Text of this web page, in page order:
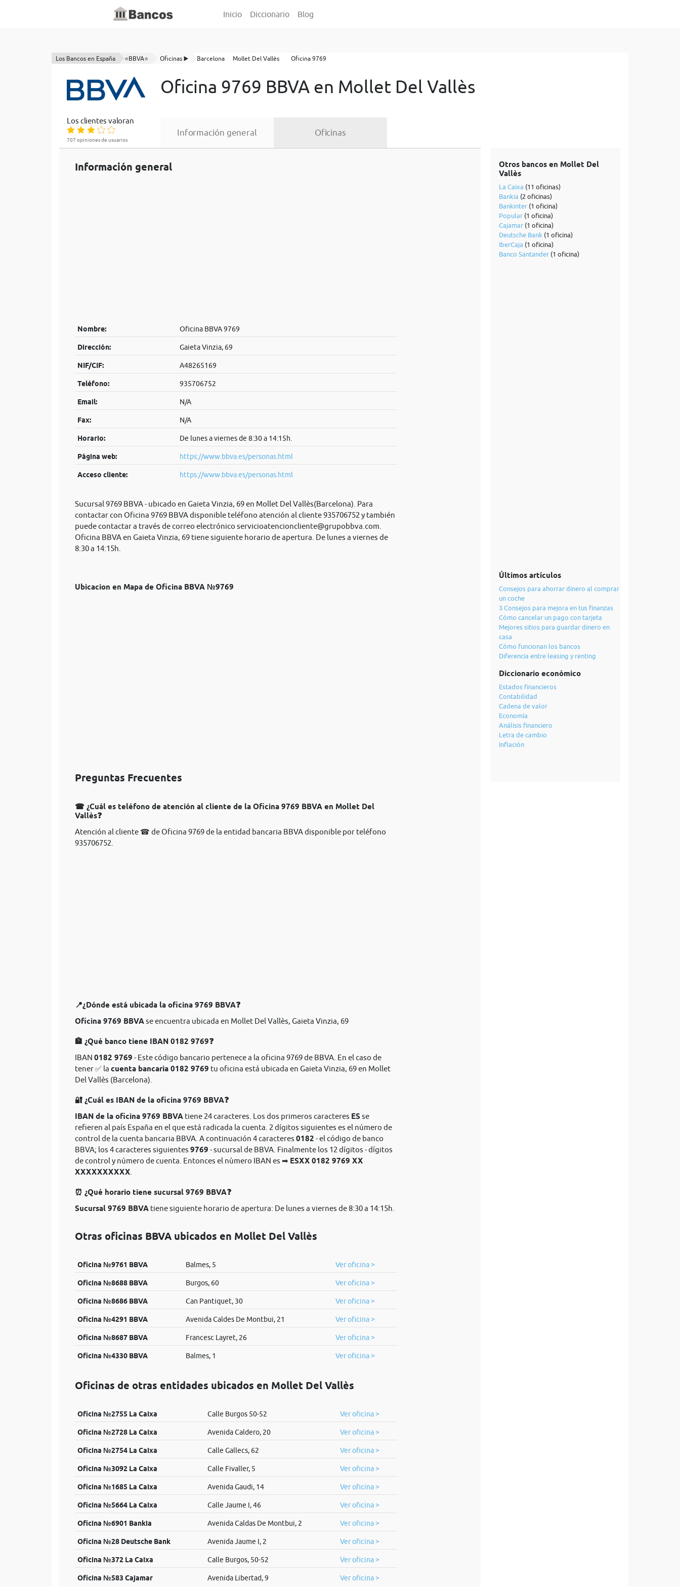
Inicio Diccionario Blog
Los Bancos en España ⭐BBVA⭐ Oficinas ▶️ Barcelona Mollet Del Vallès Oficina 9769
Oficina 9769 BBVA en Mollet Del Vallès
Los clientes valoran
707 opiniones de usuarios
Información general Oficinas
Información general
Nombre: Oficina BBVA 9769
Dirección: Gaieta Vinzia, 69
NIF/CIF: A48265169
Teléfono: 935706752
Email: N/A
Fax: N/A
Horario: De lunes a viernes de 8:30 a 14:15h.
Página web: https://www.bbva.es/personas.html
Acceso cliente: https://www.bbva.es/personas.html
Sucursal 9769 BBVA - ubicado en Gaieta Vinzia, 69 en Mollet Del Vallès(Barcelona). Para
contactar con Oficina 9769 BBVA disponible teléfono atención al cliente 935706752 y también
puede contactar a través de correo electrónico servicioatencioncliente@grupobbva.com
Oficina BBVA en Gaieta Vinzia, 69 tiene siguiente horario de apertura. De lunes a viernes de
8:30 a 14:15h.
Ubicacion en Mapa de Oficina BBVA №9769
Preguntas Frecuentes
☎ ¿Cuál es teléfono de atención al cliente de la Oficina 9769 BBVA en Mollet Del
Vallès❓
Atención al cliente ☎ de Oficina 9769 de la entidad bancaria BBVA disponible por teléfono
935706752.
📍¿Dónde está ubicada la oficina 9769 BBVA❓
Oficina 9769 BBVAse encuentra ubicada en Mollet Del Vallès, Gaieta Vinzia, 69
🏦 ¿Qué banco tiene IBAN 0182 9769❓
IBAN 0182 9769 - Este código bancario pertenece a la oficina 9769 de BBVA. En el caso de
tener ✅ la cuenta bancaria 0182 9769 tu oficina está ubicada en Gaieta Vinzia, 69 en Mollet
Del Vallès (Barcelona).
🔐 ¿Cuál es IBAN de la oficina 9769 BBVA❓
IBAN de la oficina 9769 BBVA tiene 24 caracteres. Los dos primeros caracteres ES se
refieren al país España en el que está radicada la cuenta. 2 dígitos siguientes es el número de
control de la cuenta bancaria BBVA. A continuación 4 caracteres 0182 - el código de banco
BBVA; los 4 caracteres siguientes 9769 - sucursal de BBVA. Finalmente los 12 dígitos - dígitos
de control y número de cuenta. Entonces el nùmero IBAN es ➡ ESXX 0182 9769 XX
XXXXXXXXXX
⏰ ¿Qué horario tiene sucursal 9769 BBVA❓
Sucursal 9769 BBVA tiene siguiente horario de apertura: De lunes a viernes de 8:30 a 14:15h.
Otras oficinas BBVA ubicados en Mollet Del Vallès
Oficina №9761 BBVA Balmes, 5 Ver oficina >
Oficina №8688 BBVA Burgos, 60 Ver oficina >
Oficina №8686 BBVA Can Pantiquet, 30 Ver oficina >
Oficina №4291 BBVA Avenida Caldes De Montbui, 21 Ver oficina >
Oficina №8687 BBVA Francesc Layret, 26 Ver oficina >
Oficina №4330 BBVA Balmes, 1 Ver oficina >
Oficinas de otras entidades ubicados en Mollet Del Vallès
Oficina №2755 La Caixa Calle Burgos 50-52 Ver oficina >
Oficina №2728 La Caixa Avenida Caldero, 20 Ver oficina >
Oficina №2754 La Caixa Calle Gallecs, 62 Ver oficina >
Oficina №3092 La Caixa Calle Fivaller, 5 Ver oficina >
Oficina №1685 La Caixa Avenida Gaudi, 14 Ver oficina >
Oficina №5664 La Caixa Calle Jaume I, 46 Ver oficina >
Oficina №6901 Bankia Avenida Caldas De Montbui, 2 Ver oficina >
Oficina №28 Deutsche Bank Avenida Jaume I, 2 Ver oficina >
Oficina №372 La Caixa Calle Burgos, 50-52 Ver oficina >
Oficina №583 Cajamar Avenida Libertad, 9 Ver oficina >
Otros bancos en Mollet Del
Vallès
La Caixa (11 oficinas)
Bankia (2 oficinas)
Bankinter(1 oficina)
Popular(1 oficina)
Cajamar(1 oficina)
Deutsche Bank (1 oficina)
IberCaja (1 oficina)
Banco Santander(1 oficina)
Últimos artículos
Consejos para ahorrar dinero al comprar
un coche
3 Consejos para mejora en tus finanzas
Cómo cancelar un pago con tarjeta
Mejores sitios para guardar dinero en
casa
Cómo funcionan los bancos
Diferencia entre leasing y renting
Diccionario económico
Estados financieros
Contabilidad
Cadena de valor
Economía
Análisis financiero
Letra de cambio
Inflación